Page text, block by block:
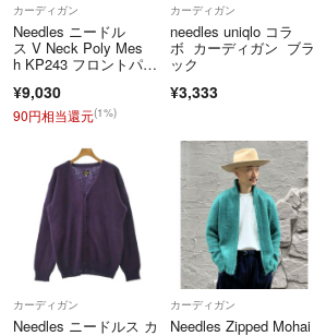
カーディガン
Needles ニードル
ス V Neck Poly Mes
h KP243 フロントパピ
ク ポリメッシュカーデ
ィガン ベージュ
¥9,030
90円相当還元(1%)
カーディガン
needles uniqlo コラ
ボ カーディガン ブラ
ック
¥3,333
カーディガン
Needles ニードルス カ
カーディガン
Needles Zipped Mohai